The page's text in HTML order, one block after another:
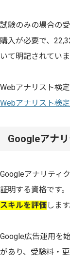
試験のみの場合の
購入が必要で、
いて明記されていま
Webアナリスト検
Webアナリスト検
Googleアナ
Googleアナリティ
証明する資格です。
スキルを評価します
Google広告運用を
があり、受験料・更